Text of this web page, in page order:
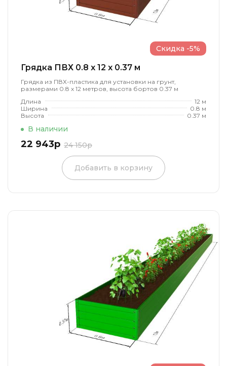
Грядка ПВХ 0.8 x 12 x 0.37 м
Грядка из ПВХ-пластика для установки на грунт,
размерами 0.8 х 12 метров, высота бортов 0.37 м
Длина
12 м
Ширина
0.8 м
Высота
0.37 м
В наличии
22 943р 24 150р
Скидка -5%
Добавить в корзину